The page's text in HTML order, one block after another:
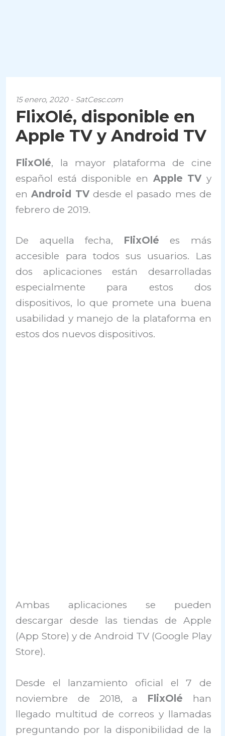
15 enero, 2020 - SatCesc.com
FlixOlé, disponible en
Apple TV y Android TV
FlixOlé, la mayor plataforma de cine
español está disponible en Apple TV y
enAndroid TV desde el pasado mes de
febrero de 2019.
De aquella fecha, FlixOlé es más
accesible para todos sus usuarios. Las
dos aplicaciones están desarrolladas
especialmente para estos dos
dispositivos, lo que promete una buena
usabilidad y manejo de la plataforma en
estos dos nuevos dispositivos.
Ambas aplicaciones se pueden
descargar desde las tiendas de Apple
(App Store) y de Android TV (Google Play
Store).
Desde el lanzamiento oficial el 7 de
noviembre de 2018, a FlixOlé han
llegado multitud de correos y llamadas
preguntando por la disponibilidad de la